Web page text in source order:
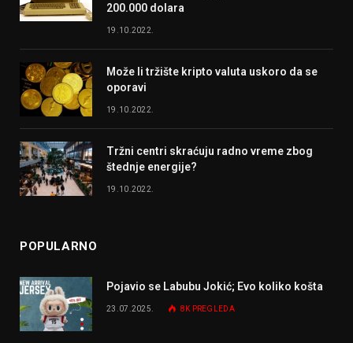
200.000 dolara
19.10.2022.
Može li tržište kripto valuta uskoro da se
oporavi
19.10.2022.
Tržni centri skraćuju radno vreme zbog
štednje energije?
19.10.2022.
POPULARNO
Pojavio se Labubu Jokić; Evo koliko košta
23.07.2025. 8K PREGLEDA